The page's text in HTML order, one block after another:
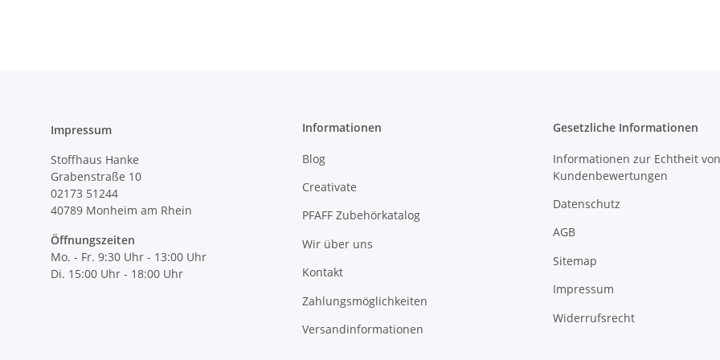
Impressum
Stoffhaus Hanke
Grabenstraße 10
02173 51244
40789 Monheim am Rhein
Öffnungszeiten
Mo. - Fr. 9:30 Uhr - 13:00 Uhr
Di. 15:00 Uhr - 18:00 Uhr
Informationen
Blog
Creativate
PFAFF Zubehörkatalog
Wir über uns
Kontakt
Zahlungsmöglichkeiten
Versandinformationen
Gesetzliche Informationen
Informationen zur Echtheit von
Kundenbewertungen
Datenschutz
AGB
Sitemap
Impressum
Widerrufsrecht